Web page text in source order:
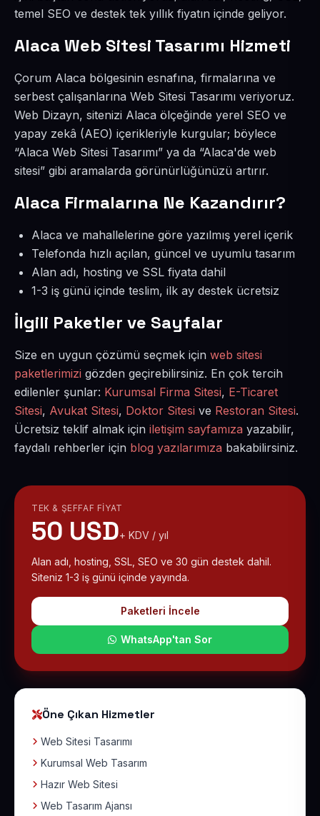
temel SEO ve destek tek yıllık fiyatın içinde geliyor.
Alaca Web Sitesi Tasarımı Hizmeti
Çorum Alaca bölgesinin esnafına, firmalarına ve
serbest çalışanlarına Web Sitesi Tasarımı veriyoruz.
Web Dizayn, sitenizi Alaca ölçeğinde yerel SEO ve
yapay zekâ (AEO) içerikleriyle kurgular; böylece
“Alaca Web Sitesi Tasarımı” ya da “Alaca'de web
sitesi” gibi aramalarda görünürlüğünüzü artırır.
Alaca Firmalarına Ne Kazandırır?
Alaca ve mahallelerine göre yazılmış yerel içerik
Telefonda hızlı açılan, güncel ve uyumlu tasarım
Alan adı, hosting ve SSL fiyata dahil
1-3 iş günü içinde teslim, ilk ay destek ücretsiz
İlgili Paketler ve Sayfalar
Size en uygun çözümü seçmek için web sitesi
paketlerimizi gözden geçirebilirsiniz. En çok tercih
edilenler şunlar: Kurumsal Firma Sitesi, E-Ticaret
Sitesi, Avukat Sitesi, Doktor Sitesi ve Restoran Sitesi.
Ücretsiz teklif almak için iletişim sayfamıza yazabilir,
faydalı rehberler için blog yazılarımıza bakabilirsiniz.
TEK & ŞEFFAF FIYAT
50 USD+ KDV / yıl
Alan adı, hosting, SSL, SEO ve 30 gün destek dahil.
Siteniz 1-3 iş günü içinde yayında.
Paketleri İncele
WhatsApp'tan Sor
Öne Çıkan Hizmetler
Web Sitesi Tasarımı
Kurumsal Web Tasarım
Hazır Web Sitesi
Web Tasarım Ajansı